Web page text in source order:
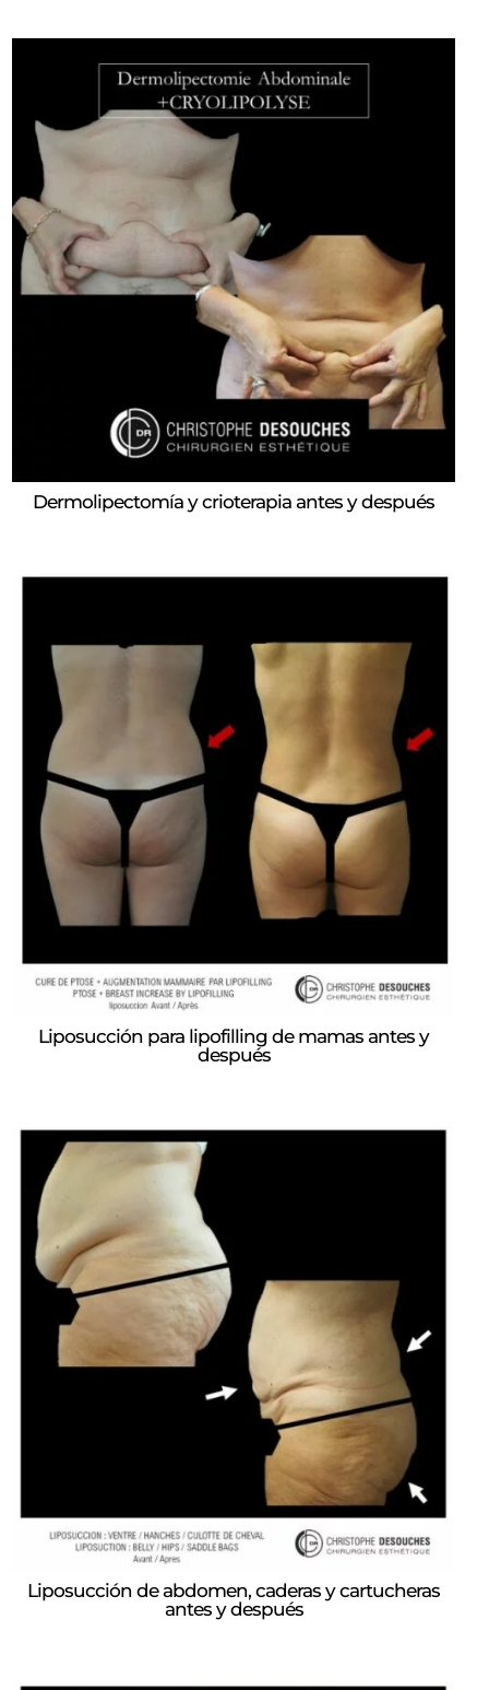
Dermolipectomía y crioterapia antes y después
Liposucción para lipofilling de mamas antes y
después
Liposucción de abdomen, caderas y cartucheras
antes y después